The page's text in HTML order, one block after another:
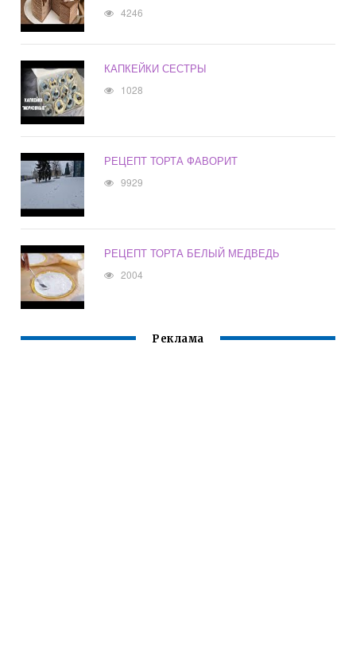
4246
КАПКЕЙКИ СЕСТРЫ
1028
РЕЦЕПТ ТОРТА ФАВОРИТ
9929
РЕЦЕПТ ТОРТА БЕЛЫЙ МЕДВЕДЬ
2004
Реклама